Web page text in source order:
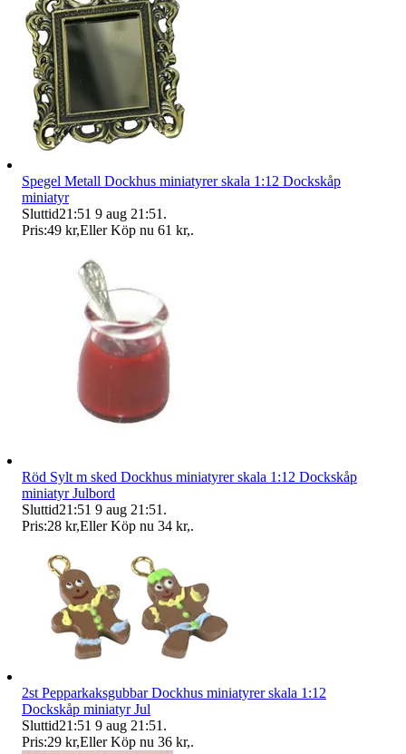
Spegel Metall Dockhus miniatyrer skala 1:12 Dockskåp
miniatyr
Sluttid21:51 9 aug 21:51 .
Pris:49 kr,Eller Köp nu 61 kr,.
Röd Sylt m sked Dockhus miniatyrer skala 1:12 Dockskåp
miniatyr Julbord
Sluttid21:51 9 aug 21:51 .
Pris:28 kr,Eller Köp nu 34 kr,.
2st Pepparkaksgubbar Dockhus miniatyrer skala 1:12
Dockskåp miniatyr Jul
Sluttid21:51 9 aug 21:51 .
Pris:29 kr,Eller Köp nu 36 kr,.